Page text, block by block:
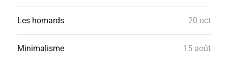
Les homards 20 oct
Minimalisme 15 août